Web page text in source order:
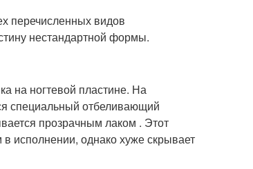
перечисленных видов
нестандартной формы.
на ногтевой пластине. На
специальный отбеливающий
прозрачным лаком . Этот
исполнении, однако хуже скрывает